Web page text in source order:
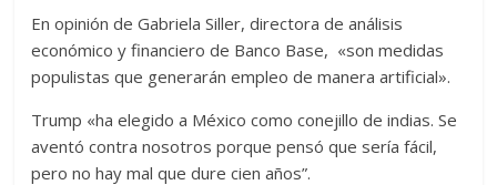
En opinión de Gabriela Siller, directora de análisis
económico y financiero de Banco Base, «son medidas
populistas que generarán empleo de manera artificial».
Trump «ha elegido a México como conejillo de indias. Se
aventó contra nosotros porque pensó que sería fácil,
pero no hay mal que dure cien años”.